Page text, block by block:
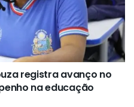
registra avanço no
na educação